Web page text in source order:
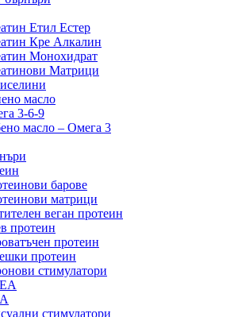
Етил Естер
Кре Алкалин
Монохидрат
Матрици
масло
3-6-9
масло – Омега 3
барове
матрици
веган протеин
протеин
протеин
протеин
стимулатори
стимулатори